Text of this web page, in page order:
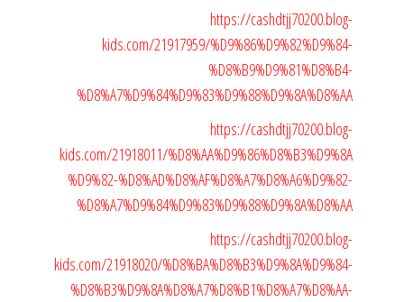
https://cashdtjj70200.blog-
kids.com/21917959/%D9%86%D9%82%D9%84-
%D8%B9%D9%81%D8%B4-
%D8%A7%D9%84%D9%83%D9%88%D9%8A%D8%AA
https://cashdtjj70200.blog-
kids.com/21918011/%D8%AA%D9%86%D8%B3%D9%8A
%D9%82-%D8%AD%D8%AF%D8%A7%D8%A6%D9%82-
%D8%A7%D9%84%D9%83%D9%88%D9%8A%D8%AA
https://cashdtjj70200.blog-
kids.com/21918020/%D8%BA%D8%B3%D9%8A%D9%84-
%D8%B3%D9%8A%D8%A7%D8%B1%D8%A7%D8%AA-